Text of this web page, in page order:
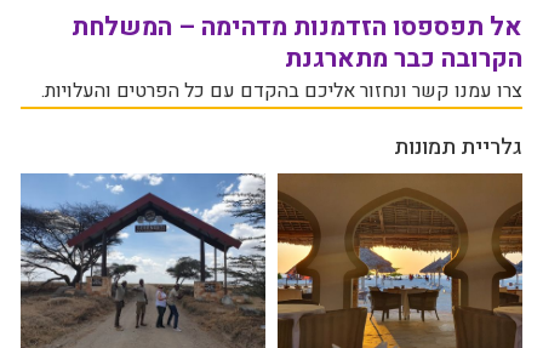
אל תפספסו הזדמנות מדהימה – המשלחת
הקרובה כבר מתארגנת
צרו עמנו קשר ונחזור אליכם בהקדם עם כל הפרטים והעלויות.
גלריית תמונות